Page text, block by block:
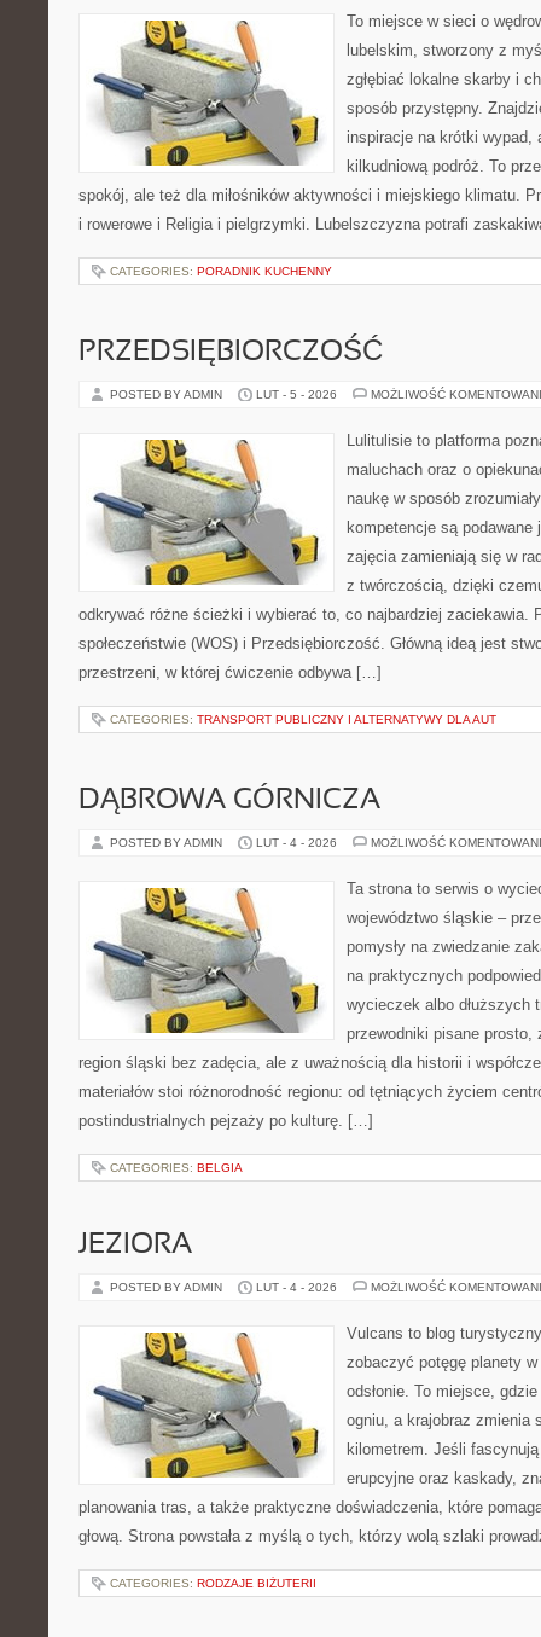
To miejsce w sieci o
lubelskim, stworzony z
zgłębiać lokalne skarby i
sposób przystępny.
inspiracje na krótki wypad,
kilkudniową podróż. To
spokój, ale też dla miłośników aktywności i miejskiego klimatu.
i rowerowe i Religia i pielgrzymki. Lubelszczyzna potrafi
CATEGORIES: PORADNIK KUCHENNY
PRZEDSIĘBIORCZOŚĆ
POSTED BY ADMIN LUT - 5 - 2026 MOŻLIWOŚĆ
Lulitulisie to platforma
maluchach oraz o
naukę w sposób
kompetencje są
zajęcia zamieniają się w
z twórczością, dzięki
odkrywać różne ścieżki i wybierać to, co najbardziej zaciekawia.
społeczeństwie (WOS) i Przedsiębiorczość. Główną ideą jest
przestrzeni, w której ćwiczenie odbywa […]
CATEGORIES: TRANSPORT PUBLICZNY I ALTERNATYWY DLA AUT
DĄBROWA GÓRNICZA
POSTED BY ADMIN LUT - 4 - 2026 MOŻLIWOŚĆ
Ta strona to serwis o
województwo śląskie –
pomysły na zwiedzanie
na praktycznych
wycieczek albo dłuższych
przewodniki pisane
region śląski bez zadęcia, ale z uważnością dla historii i
materiałów stoi różnorodność regionu: od tętniących życiem
postindustrialnych pejzaży po kulturę. […]
CATEGORIES: BELGIA
JEZIORA
POSTED BY ADMIN LUT - 4 - 2026 MOŻLIWOŚĆ
Vulcans to blog
zobaczyć potęgę planety
odsłonie. To miejsce,
ogniu, a krajobraz zmienia
kilometrem. Jeśli
erupcyjne oraz kaskady,
planowania tras, a także praktyczne doświadczenia, które
głową. Strona powstała z myślą o tych, którzy wolą szlaki
CATEGORIES: RODZAJE BIŻUTERII